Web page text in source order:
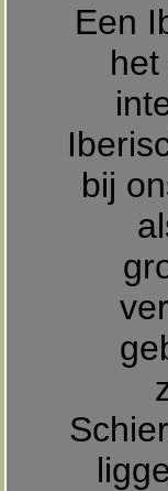
Een
bij